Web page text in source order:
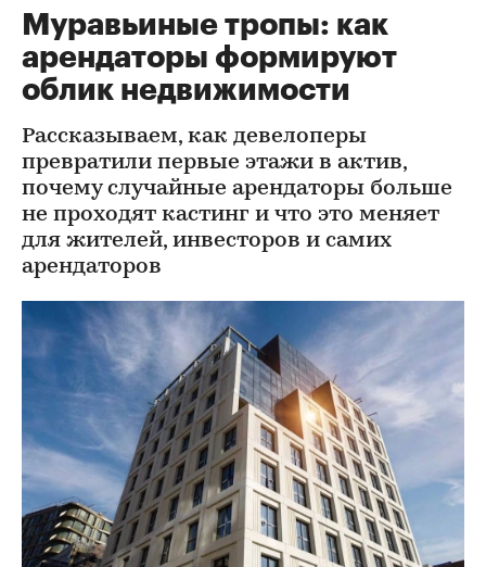
Муравьиные тропы: как
арендаторы формируют
облик недвижимости
Рассказываем, как девелоперы
превратили первые этажи в актив,
почему случайные арендаторы больше
не проходят кастинг и что это меняет
для жителей, инвесторов и самих
арендаторов